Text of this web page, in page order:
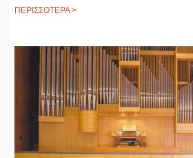
ΠΕΡΙΣΣΟΤΕΡΑ >